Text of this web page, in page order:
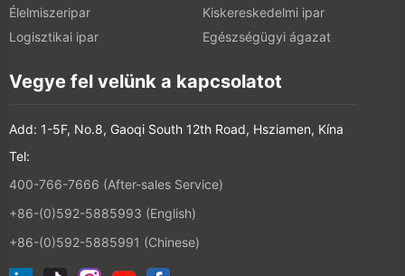
Élelmiszeripar
Kiskereskedelmi ipar
Logisztikai ipar
Egészségügyi ágazat
Vegye fel velünk a kapcsolatot
Add: 1-5F, No.8, Gaoqi South 12th Road, Hsziamen, Kína
Tel:
400-766-7666 (After-sales Service)
+86-(0)592-5885993 (English)
+86-(0)592-5885991 (Chinese)